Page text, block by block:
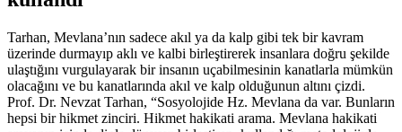
Tarhan, Mevlana’nın sadece akıl ya da kalp gibi tek bir kavram
üzerinde durmayıp aklı ve kalbi birleştirerek insanlara doğru şekilde
ulaştığını vurgulayarak bir insanın uçabilmesinin kanatlarla mümkün
olacağını ve bu kanatlarında akıl ve kalp olduğunun altını çizdi.
Prof. Dr. Nevzat Tarhan, “Sosyolojide Hz. Mevlana da var. Bunların
hepsi bir hikmet zinciri. Hikmet hakikati arama. Mevlana hakikati